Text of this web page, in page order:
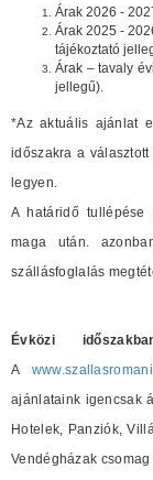
Árak 2026 -
Árak 2025 -
tájékoztató
Árak – tavaly
jellegű).
*Az aktuális ajánlat
időszakra a
legyen.
A határidő tullépése
maga után.
szállásfoglalás
Évközi
A
ajánlataink igencsak
Hotelek, Panziók,
Vendégházak